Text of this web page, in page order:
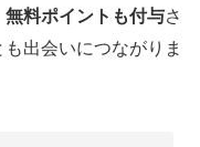
やいている人を探す
て1か月で3人と
無料ポイントも付与さ
出会いにつながりま